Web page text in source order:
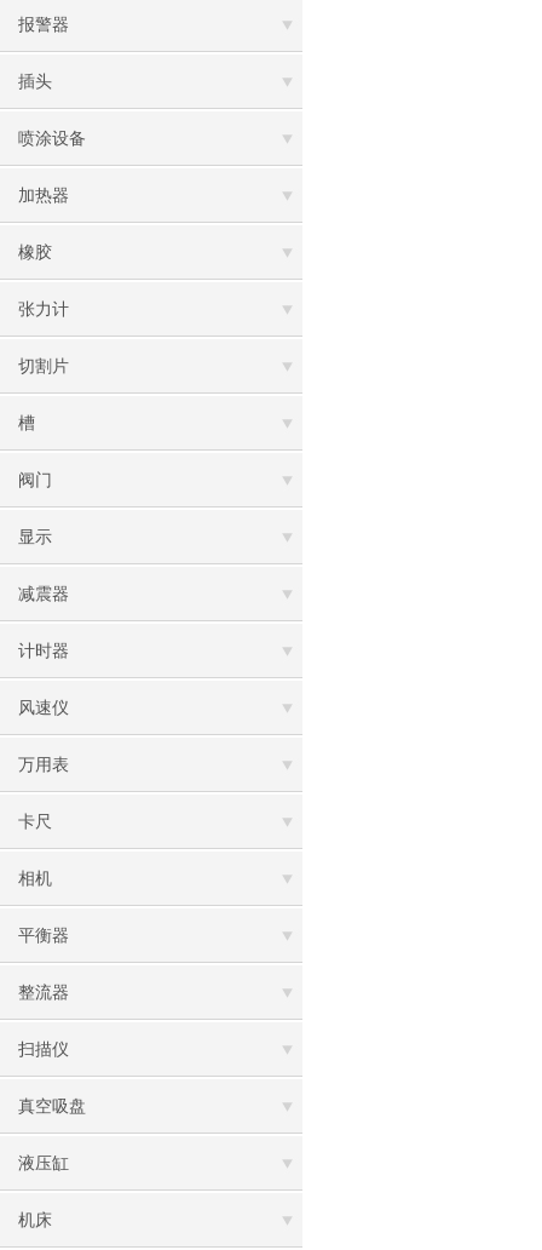
报警器
插头
喷涂设备
加热器
橡胶
张力计
切割片
槽
阀门
显示
减震器
计时器
风速仪
万用表
卡尺
相机
平衡器
整流器
扫描仪
真空吸盘
液压缸
机床